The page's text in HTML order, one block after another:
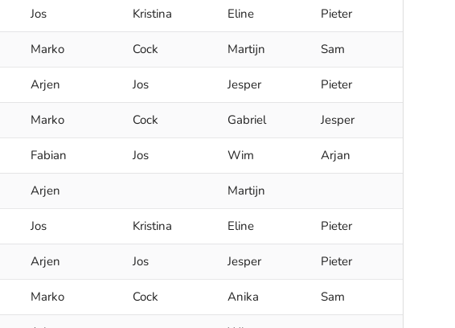
Jos Kristina Eline Pieter
Marko Cock Martijn Sam
Arjen Jos Jesper Pieter
Marko Cock Gabriel Jesper
Fabian Jos Wim Arjan
Arjen Martijn
Jos Kristina Eline Pieter
Arjen Jos Jesper Pieter
Marko Cock Anika Sam